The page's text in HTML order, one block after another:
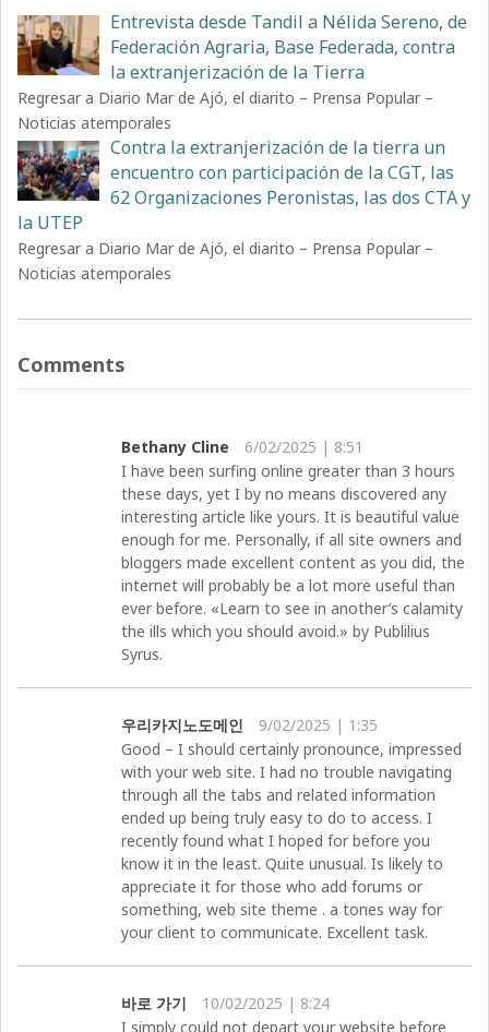
Entrevista desde Tandil a Nélida Sereno, de
Federación Agraria, Base Federada, contra
la extranjerización de la Tierra
Regresar a Diario Mar de Ajó, el diarito – Prensa Popular –
Noticias atemporales
Contra la extranjerización de la tierra un
encuentro con participación de la CGT, las
62 Organizaciones Peronistas, las dos CTA y
la UTEP
Regresar a Diario Mar de Ajó, el diarito – Prensa Popular –
Noticias atemporales
Comments
Bethany Cline
6/02/2025 | 8:51
I have been surfing online greater than 3 hours
these days, yet I by no means discovered any
interesting article like yours. It is beautiful value
enough for me. Personally, if all site owners and
bloggers made excellent content as you did, the
internet will probably be a lot more useful than
ever before. «Learn to see in another’s calamity
the ills which you should avoid.» by Publilius
Syrus.
우리카지노도메인
9/02/2025 | 1:35
Good – I should certainly pronounce, impressed
with your web site. I had no trouble navigating
through all the tabs and related information
ended up being truly easy to do to access. I
recently found what I hoped for before you
know it in the least. Quite unusual. Is likely to
appreciate it for those who add forums or
something, web site theme . a tones way for
your client to communicate. Excellent task.
바로 가기
10/02/2025 | 8:24
I simply could not depart your website before